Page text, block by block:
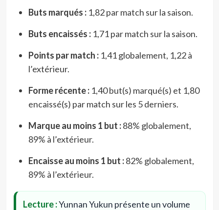
Buts marqués :1,82 par match sur la saison.
Buts encaissés :1,71 par match sur la saison.
Points par match :1,41 globalement, 1,22 à
l’extérieur.
Forme récente :1,40 but(s) marqué(s) et 1,80
encaissé(s) par match sur les 5 derniers.
Marque au moins 1 but :88% globalement,
89% à l’extérieur.
Encaisse au moins 1 but :82% globalement,
89% à l’extérieur.
Lecture :Yunnan Yukun présente un volume